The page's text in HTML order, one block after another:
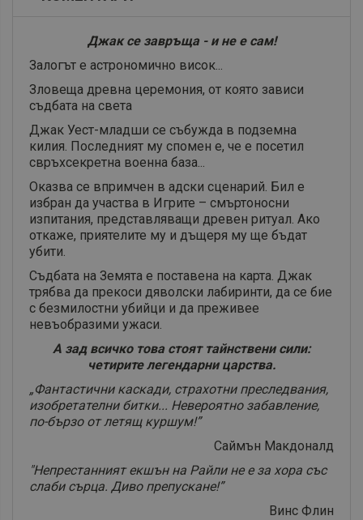
Джак се завръща - и не е сам!
Залогът е астрономично висок...
Зловеща древна церемония, от която зависи
съдбата на света
Джак Уест-младши се събужда в подземна
килия. Последният му спомен е, че е посетил
свръхсекретна военна база...
Оказва се впримчен в адски сценарий. Бил е
избран да участва в Игрите – смъртоносни
изпитания, представляващи древен ритуал. Ако
откаже, приятелите му и дъщеря му ще бъдат
убити.
Съдбата на Земята е поставена на карта. Джак
трябва да прекоси дяволски лабиринти, да се бие
с безмилостни убийци и да преживее
невъобразими ужаси.
А зад всичко това стоят тайнствени сили:
четирите легендарни царства.
„Фантастични каскади, страхотни преследвания,
изобретателни битки... Невероятно забавление,
по-бързо от летящ куршум!”
Саймън Макдоналд
"Непрестанният екшън на Райли не е за хора със
слаби сърца. Диво препускане!”
Винс Флин